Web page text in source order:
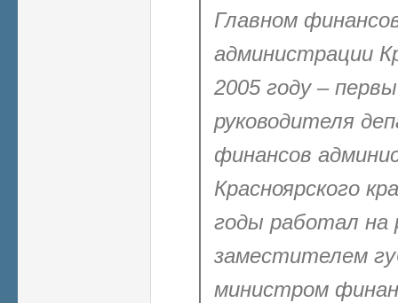
Главном
администрации
2005 году –
руководителя
финансов
Красноярского
годы работал на
заместителем
министром